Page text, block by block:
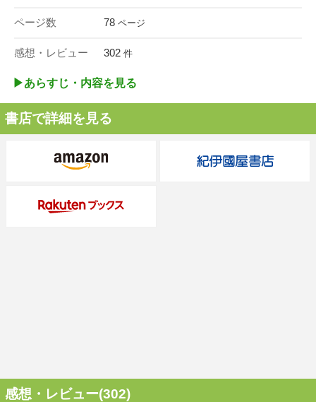
ページ数 78 ページ
感想・レビュー 302 件
▶︎あらすじ・内容を見る
書店で詳細を見る
感想・レビュー(302)